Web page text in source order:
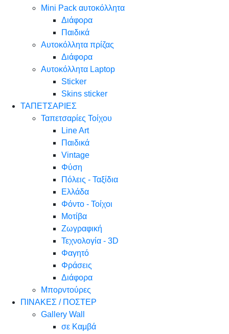
Mini Pack αυτοκόλλητα
Διάφορα
Παιδικά
Αυτοκόλλητα πρίζας
Διάφορα
Αυτοκόλλητα Laptop
Sticker
Skins sticker
ΤΑΠΕΤΣΑΡΙΕΣ
Ταπετσαρίες Τοίχου
Line Art
Παιδικά
Vintage
Φύση
Πόλεις - Ταξίδια
Ελλάδα
Φόντο - Τοίχοι
Μοτίβα
Ζωγραφική
Τεχνολογία - 3D
Φαγητό
Φράσεις
Διάφορα
Μπορντούρες
ΠΙΝΑΚΕΣ / ΠΟΣΤΕΡ
Gallery Wall
σε Καμβά